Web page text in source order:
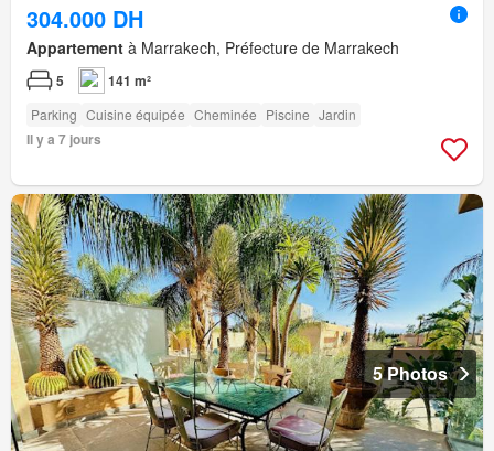
304.000 DH
Appartement à Marrakech, Préfecture de Marrakech
5 141 m²
Parking Cuisine équipée Cheminée Piscine Jardin
Il y a 7 jours
5 Photos